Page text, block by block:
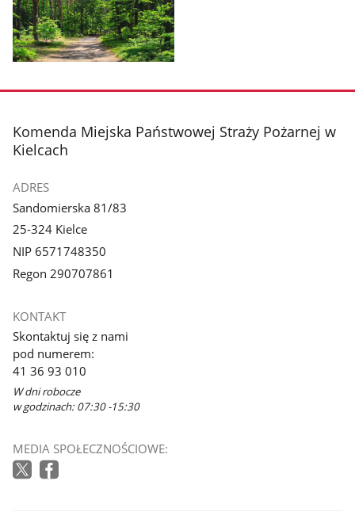
zdjęcie
galerii.
stopka
Komenda Miejska Państwowej Straży Pożarnej w
Kielcach
ADRES
Sandomierska 81/83
25-324 Kielce
NIP 6571748350
Regon 290707861
KONTAKT
Skontaktuj się z nami
pod numerem:
41 36 93 010
W dni robocze
w godzinach: 07:30 -15:30
MEDIA SPOŁECZNOŚCIOWE: